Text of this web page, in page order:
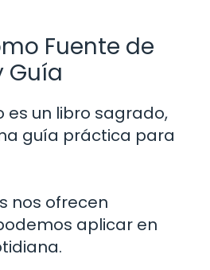
Fuente de
Guía
es un libro sagrado,
guía práctica para
nos ofrecen
aplicar en